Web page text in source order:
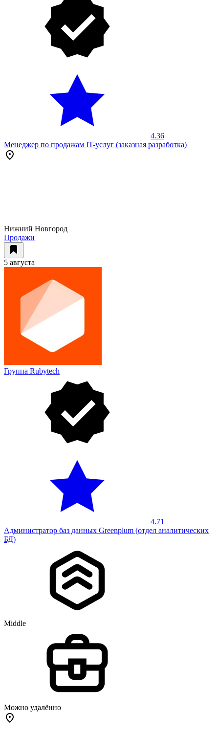
4.36
Менеджер по продажам IT-услуг (заказная разработка)
Нижний Новгород
Продажи
5 августа
Группа Rubytech
4.71
Администратор баз данных Greenplum (отдел аналитических
БД)
Middle
Можно удалённо